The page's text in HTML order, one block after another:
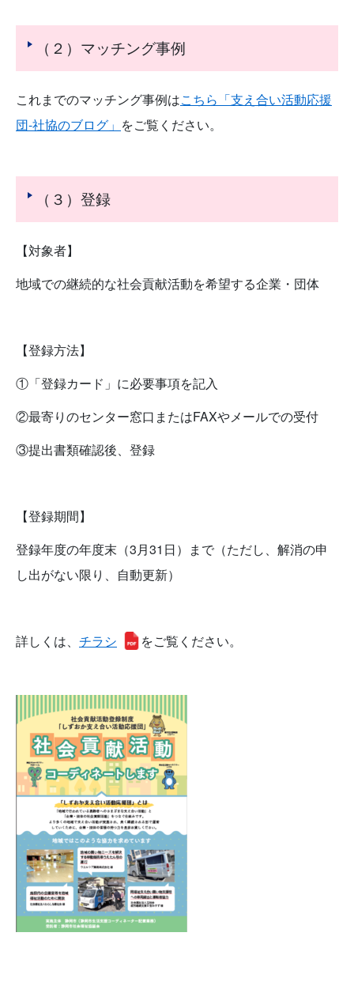
（２）マッチング事例
これまでのマッチング事例はこちら「支え合い活動応援
団-社協のブログ」 をご覧ください。
（３）登録
【対象者】
地域での継続的な社会貢献活動を希望する企業・団体
【登録方法】
①「登録カード」に必要事項を記入
②最寄りのセンター窓口またはFAXやメールでの受付
③提出書類確認後、登録
【登録期間】
登録年度の年度末（3月31日）まで（ただし、解消の申
し出がない限り、自動更新）
詳しくは、 チラシ をご覧ください。